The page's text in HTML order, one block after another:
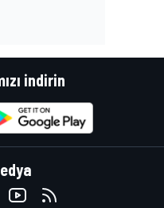
indirin